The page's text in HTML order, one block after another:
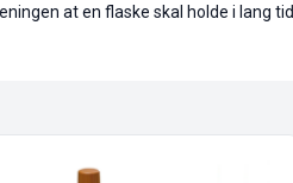
at en flaske skal holde i lang tid.